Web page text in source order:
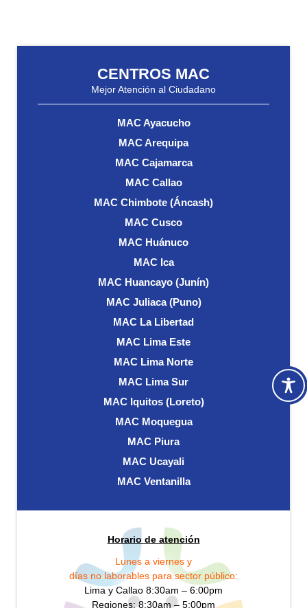
CENTROS MAC
Mejor Atención al Ciudadano
MAC Ayacucho
MAC Arequipa
MAC Cajamarca
MAC Callao
MAC Chimbote (Áncash)
MAC Cusco
MAC Huánuco
MAC Ica
MAC Huancayo (Junín)
MAC Juliaca (Puno)
MAC La Libertad
MAC Lima Este
MAC Lima Norte
MAC Lima Sur
MAC Iquitos (Loreto)
MAC Moquegua
MAC Piura
MAC Ucayali
MAC Ventanilla
Horario de atención
Lunes a viernes y
días no laborables para sector público:
Lima y Callao 8:30am – 6:00pm
Regiones: 8:30am – 5:00pm